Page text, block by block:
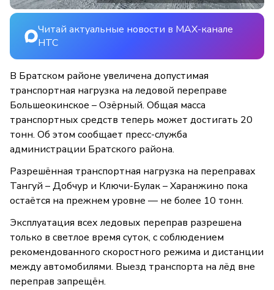
Читай актуальные новости в MAX-канале
НТС
В Братском районе увеличена допустимая
транспортная нагрузка на ледовой переправе
Большеокинское – Озёрный. Общая масса
транспортных средств теперь может достигать 20
тонн. Об этом сообщает пресс-служба
администрации Братского района.
Разрешённая транспортная нагрузка на переправах
Тангуй – Добчур и Ключи-Булак – Харанжино пока
остаётся на прежнем уровне — не более 10 тонн.
Эксплуатация всех ледовых переправ разрешена
только в светлое время суток, с соблюдением
рекомендованного скоростного режима и дистанции
между автомобилями. Выезд транспорта на лёд вне
переправ запрещён.